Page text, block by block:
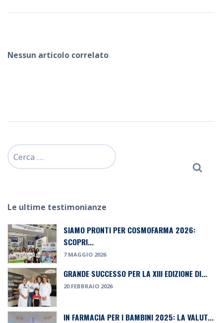
Nessun articolo correlato
Ricerca
per:
Le ultime testimonianze
SIAMO PRONTI PER COSMOFARMA 2026:
SCOPRI...
7 MAGGIO 2026
GRANDE SUCCESSO PER LA XIII EDIZIONE DI...
20 FEBBRAIO 2026
IN FARMACIA PER I BAMBINI 2025: LA VALUT...